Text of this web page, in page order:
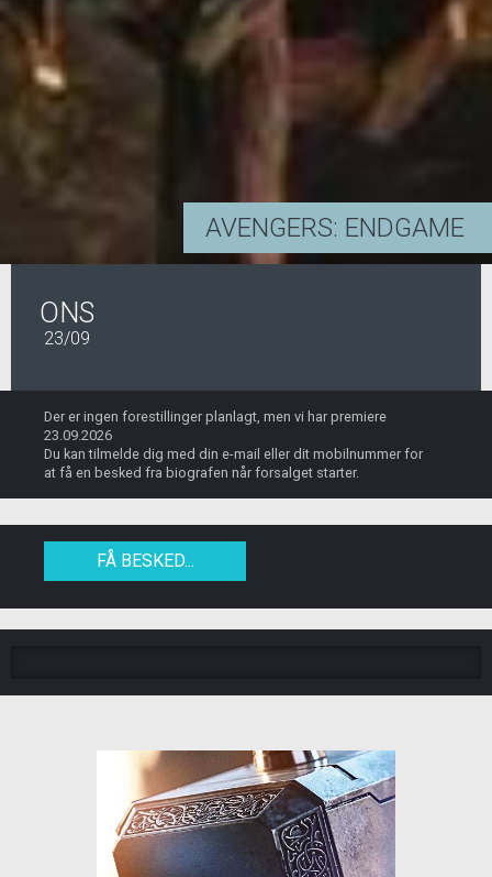
AVENGERS: ENDGAME
ONS
23/09
Der er ingen forestillinger planlagt, men vi har premiere
23.09.2026
Du kan tilmelde dig med din e-mail eller dit mobilnummer for
at få en besked fra biografen når forsalget starter.
FÅ BESKED...